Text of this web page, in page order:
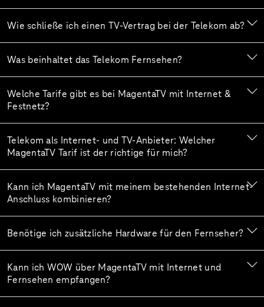
Wie schließe ich einen TV-Vertrag bei der Telekom ab?
Was beinhaltet das Telekom Fernsehen?
Welche Tarife gibt es bei MagentaTV mit Internet &
Festnetz?
Telekom als Internet- und TV-Anbieter: Welcher
MagentaTV Tarif ist der richtige für mich?
Kann ich MagentaTV mit meinem bestehenden Internet-
Anschluss kombinieren?
Benötige ich zusätzliche Hardware für den Fernseher?
Kann ich WOW über MagentaTV mit Internet und
Fernsehen empfangen?